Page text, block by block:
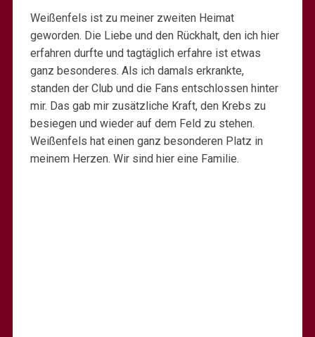
Weißenfels ist zu meiner zweiten Heimat
geworden. Die Liebe und den Rückhalt, den ich hier
erfahren durfte und tagtäglich erfahre ist etwas
ganz besonderes. Als ich damals erkrankte,
standen der Club und die Fans entschlossen hinter
mir. Das gab mir zusätzliche Kraft, den Krebs zu
besiegen und wieder auf dem Feld zu stehen.
Weißenfels hat einen ganz besonderen Platz in
meinem Herzen. Wir sind hier eine Familie.